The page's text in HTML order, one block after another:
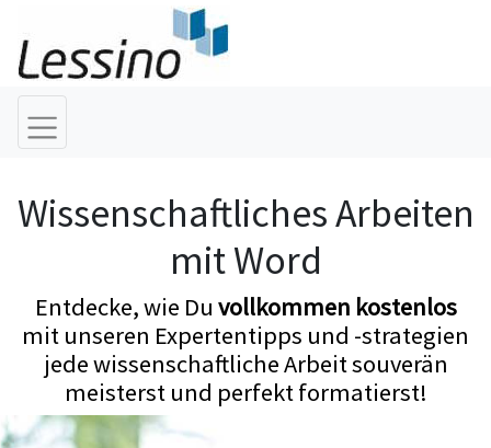
Wissenschaftliches Arbeiten
mit Word
Entdecke, wie Du vollkommen kostenlos
mit unseren Expertentipps und -strategien
jede wissenschaftliche Arbeit souverän
meisterst und perfekt formatierst!